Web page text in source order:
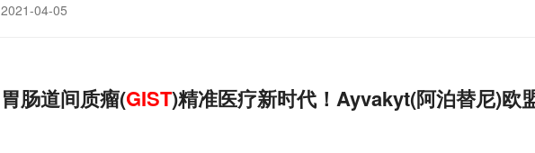
2021-04-05
胃肠道间质瘤(GIST)精准医疗新时代！Ayvakyt(阿泊替尼)欧